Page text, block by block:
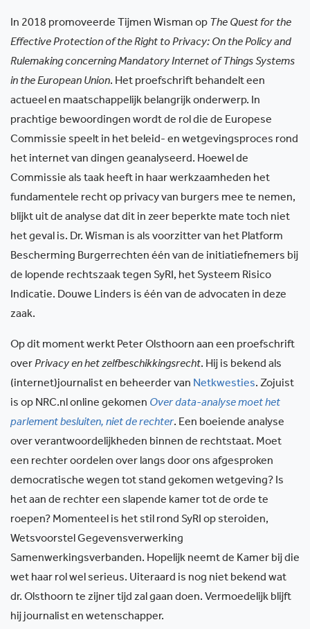
In 2018 promoveerde Tijmen Wisman op The Quest for the
Effective Protection of the Right to Privacy: On the Policyand
Rulemaking concerning Mandatory Internet of Things Systems
in the European Union. Het proefschrift behandelt een
actueel en maatschappelijk belangrijk onderwerp. In
prachtige bewoordingen wordt de rol die de Europese
Commissie speelt in het beleid- en wetgevingsproces rond
het internet van dingen geanalyseerd. Hoewel de
Commissie als taak heeft in haar werkzaamheden het
fundamentele recht op privacy van burgers mee te nemen,
blijkt uit de analyse dat dit in zeer beperkte mate toch niet
het geval is. Dr. Wisman is als voorzitter van het Platform
Bescherming Burgerrechten één van de initiatiefnemers bij
de lopende rechtszaak tegen SyRI, het Systeem Risico
Indicatie. Douwe Linders is één van de advocaten in deze
zaak.
Op dit moment werkt Peter Olsthoorn aan een proefschrift
overPrivacy en het zelfbeschikkingsrecht. Hij is bekend als
(internet)journalist en beheerder van Netkwesties. Zojuist
is op NRC.nl online gekomen Over data-analyse moet het
parlement besluiten, niet de rechter. Een boeiende analyse
over verantwoordelijkheden binnen de rechtstaat. Moet
een rechter oordelen over langs door ons afgesproken
democratische wegen tot stand gekomen wetgeving? Is
het aan de rechter een slapende kamer tot de orde te
roepen? Momenteel is het stil rond SyRI op steroiden,
Wetsvoorstel Gegevensverwerking
Samenwerkingsverbanden. Hopelijk neemt de Kamer bij die
wet haar rol wel serieus. Uiteraard is nog niet bekend wat
dr. Olsthoorn te zijner tijd zal gaan doen. Vermoedelijk blijft
hij journalist en wetenschapper.